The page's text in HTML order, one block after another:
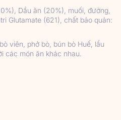
Dầu ăn (20%), muối, đường,
Glutamate (621), chất bảo quản:
viên, phở bò, bún bò Huế, lẩu
các món ăn khác nhau.